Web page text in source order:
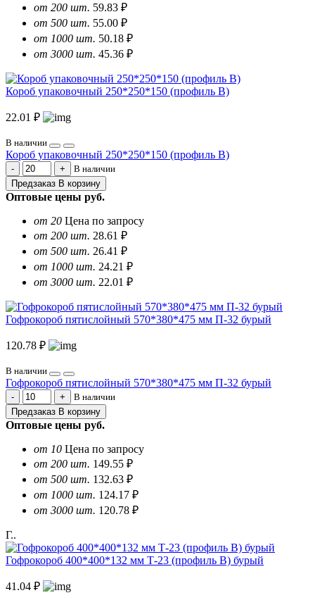
от 200 шт. 59.83 ₽
от 500 шт. 55.00 ₽
от 1000 шт. 50.18 ₽
от 3000 шт. 45.36 ₽
Короб упаковочный 250*250*150 (профиль B)
22.01 ₽
В наличии
Короб упаковочный 250*250*150 (профиль B)
В наличии
Предзаказ В корзину
Оптовые цены руб.
от 20 Цена по запросу
от 200 шт. 28.61 ₽
от 500 шт. 26.41 ₽
от 1000 шт. 24.21 ₽
от 3000 шт. 22.01 ₽
Гофрокороб пятислойный 570*380*475 мм П-32 бурый
120.78 ₽
В наличии
Гофрокороб пятислойный 570*380*475 мм П-32 бурый
В наличии
Предзаказ В корзину
Оптовые цены руб.
от 10 Цена по запросу
от 200 шт. 149.55 ₽
от 500 шт. 132.63 ₽
от 1000 шт. 124.17 ₽
от 3000 шт. 120.78 ₽
Г..
Гофрокороб 400*400*132 мм Т-23 (профиль B) бурый
41.04 ₽